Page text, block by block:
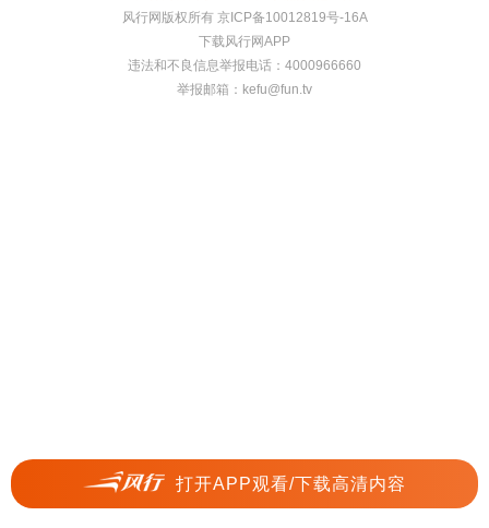
打开APP观看/下载高清内容
风行网版权所有 京ICP备10012819号-16A
下载风行网APP
违法和不良信息举报电话：4000966660
举报邮箱： kefu@fun.tv